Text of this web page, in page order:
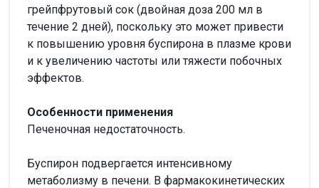
грейпфрутовый сок (двойная доза 200 мл в
течение 2 дней), поскольку это может привести
к повышению уровня буспирона в плазме крови
и к увеличению частоты или тяжести побочных
эффектов.
Особенности применения
Печеночная недостаточность.
Буспирон подвергается интенсивному
метаболизму в печени. В фармакокинетических